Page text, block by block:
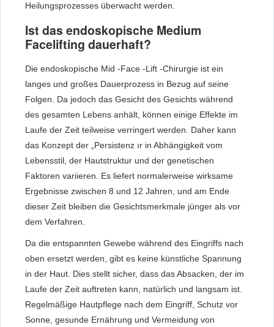
Heilungsprozesses überwacht werden.
Ist das endoskopische Medium
Facelifting dauerhaft?
Die endoskopische Mid -Face -Lift -Chirurgie ist ein
langes und großes Dauerprozess in Bezug auf seine
Folgen. Da jedoch das Gesicht des Gesichts während
des gesamten Lebens anhält, können einige Effekte im
Laufe der Zeit teilweise verringert werden. Daher kann
das Konzept der „Persistenz ır in Abhängigkeit vom
Lebensstil, der Hautstruktur und der genetischen
Faktoren variieren. Es liefert normalerweise wirksame
Ergebnisse zwischen 8 und 12 Jahren, und am Ende
dieser Zeit bleiben die Gesichtsmerkmale jünger als vor
dem Verfahren.
Da die entspannten Gewebe während des Eingriffs nach
oben ersetzt werden, gibt es keine künstliche Spannung
in der Haut. Dies stellt sicher, dass das Absacken, der im
Laufe der Zeit auftreten kann, natürlich und langsam ist.
Regelmäßige Hautpflege nach dem Eingriff, Schutz vor
Sonne, gesunde Ernährung und Vermeidung von